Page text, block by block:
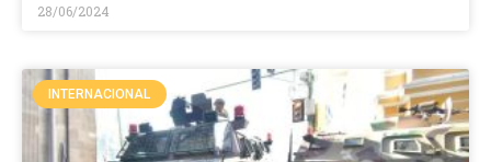
28/06/2024
INTERNACIONAL